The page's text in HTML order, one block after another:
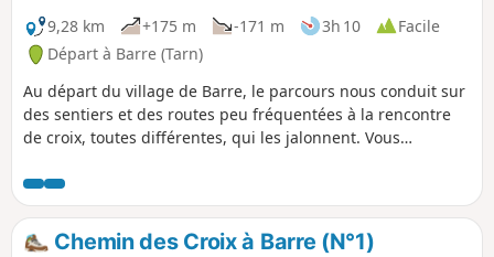
9,28 km
+175 m -171 m 3h 10
Facile
Départ à Barre (Tarn)
Au départ du village de Barre, le parcours nous conduit sur
des sentiers et des routes peu fréquentées à la rencontre
de croix, toutes différentes, qui les jalonnent. Vous
qui contournent la commune.
Chemin des Croix à Barre (N°1)